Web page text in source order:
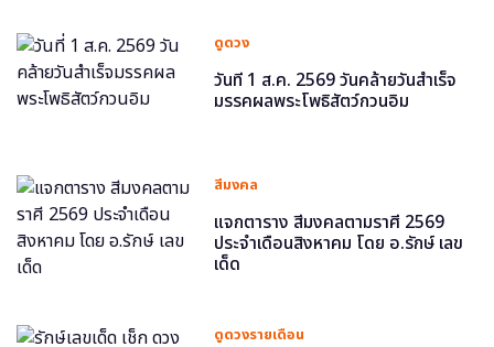
ดูดวง
วันที่ 1 ส.ค. 2569 วันคล้ายวันสำเร็จ
มรรคผลพระโพธิสัตว์กวนอิม
สีมงคล
แจกตาราง สีมงคลตามราศี 2569
ประจำเดือนสิงหาคม โดย อ.รักษ์ เลข
เด็ด
ดูดวงรายเดือน